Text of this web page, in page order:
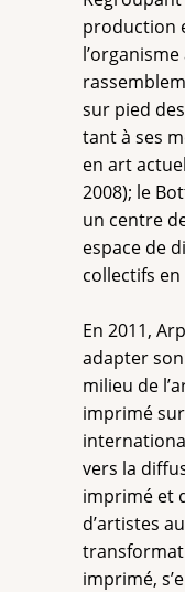
production
sur pied
tant à ses
en art
2008); le
un centre
espace de
collectifs
En 2011,
adapter
milieu de
imprimé
vers la
imprimé et
d’artistes
imprimé,